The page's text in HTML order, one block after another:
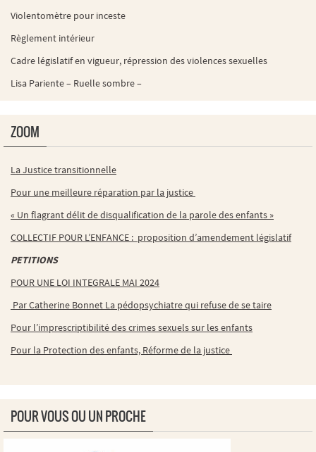
Violentomètre pour inceste
Règlement intérieur
Cadre législatif en vigueur, répression des violences sexuelles
Lisa Pariente – Ruelle sombre –
ZOOM
La Justice transitionnelle
Pour une meilleure réparation par la justice
« Un flagrant délit de disqualification de la parole des enfants »
COLLECTIF POUR L’ENFANCE : proposition d’amendement législatif
PETITIONS
POUR UNE LOI INTEGRALE MAI 2024
Par Catherine Bonnet La pédopsychiatre qui refuse de se taire
Pour l’imprescriptibilité des crimes sexuels sur les enfants
Pour la Protection des enfants, Réforme de la justice
POUR VOUS OU UN PROCHE